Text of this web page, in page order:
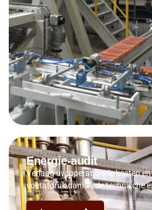
Energie-audit
Verlaag uw operationele kosten
voetafdruk dankzij de technische